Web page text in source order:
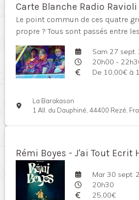
Carte Blanche Radio Ravioli
Le point commun de ces quatre
propre ? Tous sont passés entre les
Sam 27 sept.
20h00 -
De 10,00€ à
La Barakason
1 All. du Dauphiné, 44400 Rezé,
Rémi Boyes - J'ai Tout Ecrit
Mar 30 sept.
20h30
25,00€